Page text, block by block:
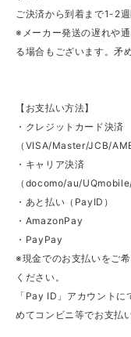
ご決済から到着まで1-2
※メーカー発送の遅れや
る場合もございます。矛
【お支払い方法】
・クレジットカード決済
（VISA/Master/JCB/
・キャリア決済
（docomo/au/
・あと払い（PayID）
・AmazonPay
・PayPay
※現金でのお支払いをご
ください。
「Pay ID」アカウント
めてコンビニ等でお支払